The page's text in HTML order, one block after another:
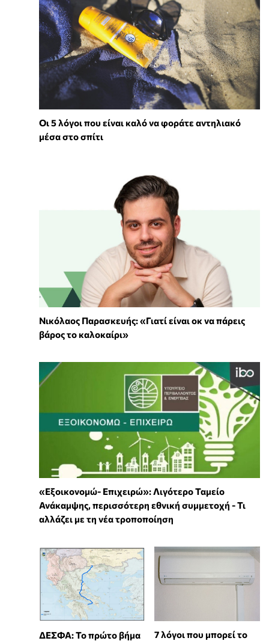
Οι 5 λόγοι που είναι καλό να φοράτε αντηλιακό
μέσα στο σπίτι
Νικόλαος Παρασκευής: «Γιατί είναι οκ να πάρεις
βάρος το καλοκαίρι»
«Εξοικονομώ- Επιχειρώ»: Λιγότερο Ταμείο
Ανάκαμψης, περισσότερη εθνική συμμετοχή - Τι
αλλάζει με τη νέα τροποποίηση
ΔΕΣΦΑ: Το πρώτο βήμα
7 λόγοι που μπορεί το